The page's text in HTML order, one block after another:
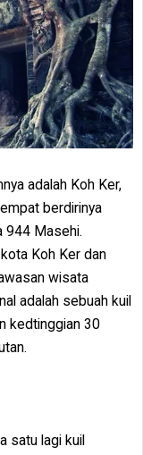
adalah Koh Ker,
berdirinya
944 Masehi.
Koh Ker dan
wisata
adalah sebuah kuil
kedtinggian 30
satu lagi kuil